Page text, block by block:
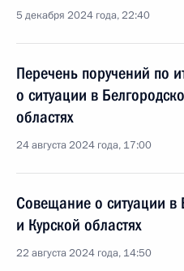
5 декабря 2024 года, 22:40
Перечень поручений по
о ситуации в
областях
24 августа 2024 года, 17:00
Совещание о ситуации в
и Курской областях
22 августа 2024 года, 14:50